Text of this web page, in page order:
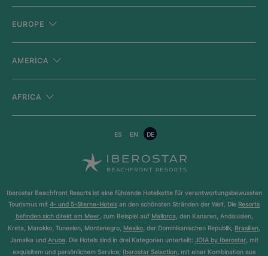
EUROPE
AMERICA
AFRICA
ES EN DE
Iberostar Beachfront Resorts ist eine führende Hotelkette für verantwortungsbewussten
Tourismus mit 4- und 5-Sterne-Hotels an den schönsten Stränden der Welt. Die Resorts
befinden sich direkt am Meer, zum Beispiel auf Mallorca, den Kanaren, Andalusien,
Kreta, Marokko, Tunesien, Montenegro, Mexiko, der Dominikanischen Republik, Brasilien,
Jamaika und Aruba. Die Hotels sind in drei Kategorien unterteilt: JOIA by Iberostar, mit
exquisitem und persönlichem Service; Iberostar Selection, mit einer Kombination aus